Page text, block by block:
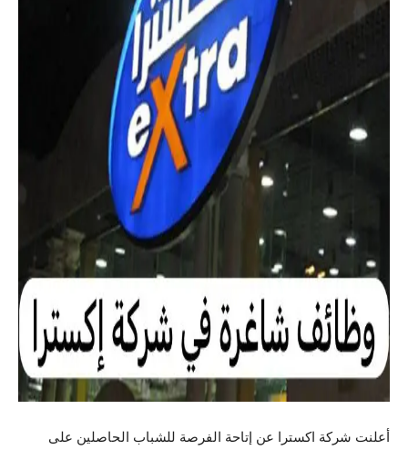
أعلنت شركة اكسترا عن إتاحة الفرصة للشباب الحاصلين على